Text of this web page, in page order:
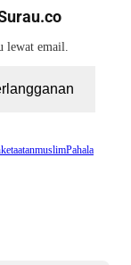
lewat email.
ketaatanmuslimPahala